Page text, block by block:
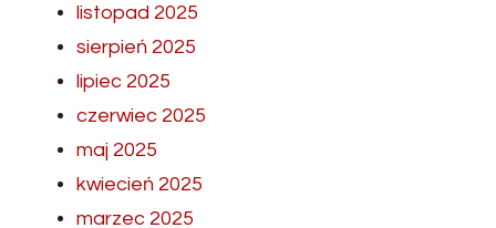
listopad 2025
sierpień 2025
lipiec 2025
czerwiec 2025
maj 2025
kwiecień 2025
marzec 2025